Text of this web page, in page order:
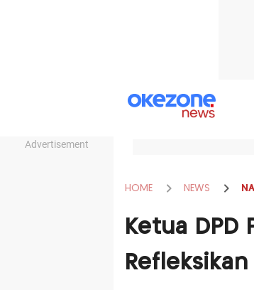
Advertisement
HOME NEWS
Ketua DPD